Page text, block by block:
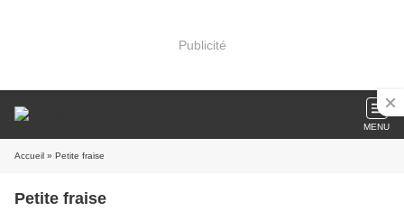
Publicité
MENU
Accueil » Petite fraise
Petite fraise